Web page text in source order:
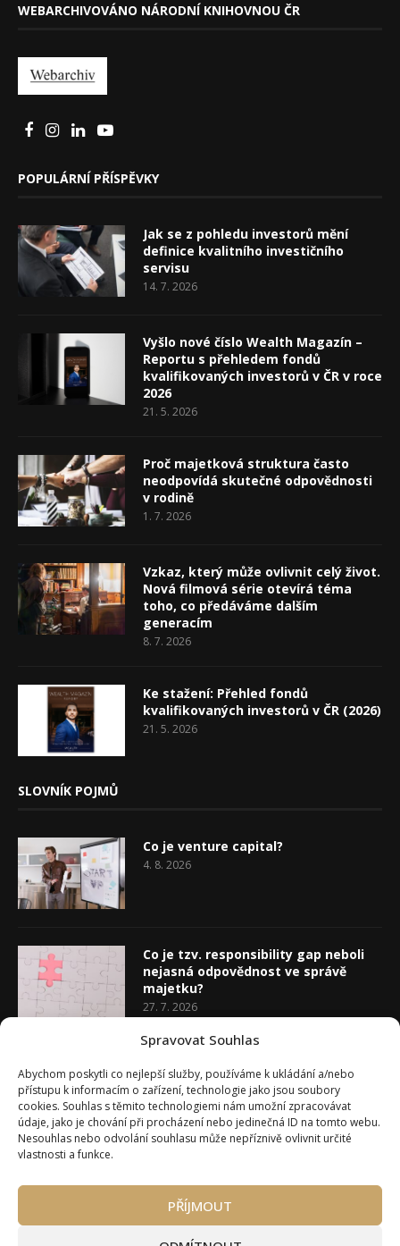
Spravovat Souhlas
Abychom poskytli co nejlepší služby, používáme k ukládání a/nebo
přístupu k informacím o zařízení, technologie jako jsou soubory
cookies. Souhlas s těmito technologiemi nám umožní zpracovávat
údaje, jako je chování při procházení nebo jedinečná ID na tomto webu.
Nesouhlas nebo odvolání souhlasu může nepříznivě ovlivnit určité
vlastnosti a funkce.
PŘÍJMOUT
WEBARCHIVOVÁNO NÁRODNÍ KNIHOVNOU ČR
POPULÁRNÍ PŘÍSPĚVKY
Jak se z pohledu investorů mění
definice kvalitního investičního
servisu
14. 7. 2026
Vyšlo nové číslo Wealth Magazín –
Reportu s přehledem fondů
kvalifikovaných investorů v ČR v roce
2026
21. 5. 2026
Proč majetková struktura často
neodpovídá skutečné odpovědnosti
v rodině
1. 7. 2026
Vzkaz, který může ovlivnit celý život.
Nová filmová série otevírá téma
toho, co předáváme dalším
generacím
8. 7. 2026
Ke stažení: Přehled fondů
kvalifikovaných investorů v ČR (2026)
21. 5. 2026
SLOVNÍK POJMŮ
Co je venture capital?
4. 8. 2026
Co je tzv. responsibility gap neboli
nejasná odpovědnost ve správě
majetku?
27. 7. 2026
20. 7. 2026
O Wealth Magazínu Můj účet
Kontakty
Máte zájem o spolupráci?